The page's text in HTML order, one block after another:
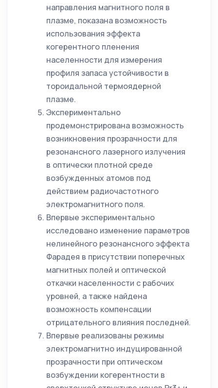
направления магнитного поля в
плазме, показана возможность
использования эффекта
когерентного пленения
населенности для измерения
профиля запаса устойчивости в
тороидальной термоядерной
плазме.
Экспериментально
продемонстрирована возможность
возникновения прозрачности для
резонансного лазерного излучения
в оптически плотной среде
возбужденных атомов под
действием радиочастотного
электромагнитного поля.
Впервые экспериментально
исследовано изменение параметров
нелинейного резонансного эффекта
Фарадея в присутствии поперечных
магнитных полей и оптической
откачки населенности с рабочих
уровней, а также найдена
возможность компенсации
отрицательного влияния последней.
Впервые реализованы режимы
электромагнитно индуцированной
прозрачности при оптическом
возбуждении когерентности в